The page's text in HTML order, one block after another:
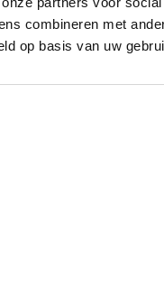
combineren met
op basis van uw